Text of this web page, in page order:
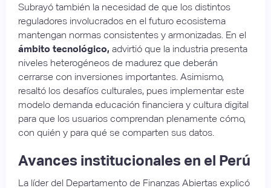
Subrayó también la necesidad de que los distintos
reguladores involucrados en el futuro ecosistema
mantengan normas consistentes y armonizadas. En el
ámbito tecnológico, advirtió que la industria presenta
niveles heterogéneos de madurez que deberán
cerrarse con inversiones importantes. Asimismo,
resaltó los desafíos culturales, pues implementar este
modelo demanda educación financiera y cultura digital
para que los usuarios comprendan plenamente cómo,
con quién y para qué se comparten sus datos.
Avances institucionales en el Perú
La líder del Departamento de Finanzas Abiertas explicó